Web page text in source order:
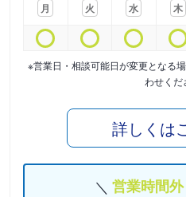
月
火
水
木
※営業日・相談可能日が変更となる
わせくだ
詳しくは
営業時間外